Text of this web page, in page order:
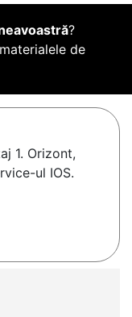
?
de
1. Orizont,
ul IOS.